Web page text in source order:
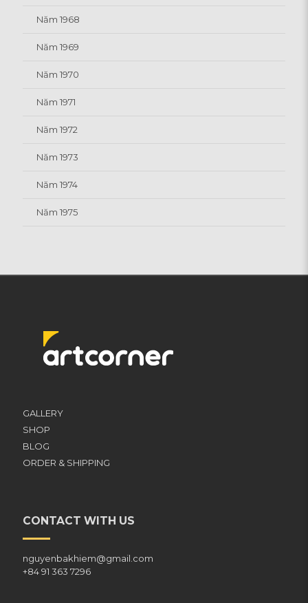
Năm 1968
Năm 1969
Năm 1970
Năm 1971
Năm 1972
Năm 1973
Năm 1974
Năm 1975
GALLERY
SHOP
BLOG
ORDER & SHIPPING
CONTACT WITH US
nguyenbakhiem@gmail.com
+84 91 363 7296